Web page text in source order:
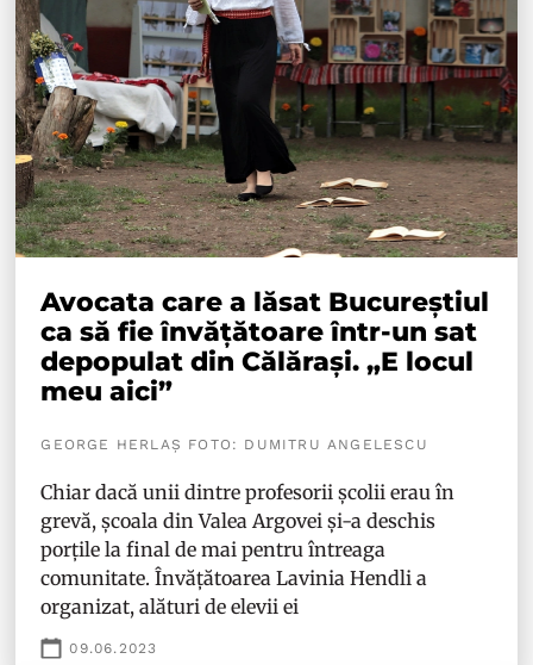
Avocata care a lăsat Bucureștiul
ca să fie învățătoare într-un sat
depopulat din Călărași. „E locul
meu aici”
GEORGE HERLAȘ FOTO: DUMITRU ANGELESCU
Chiar dacă unii dintre profesorii școlii erau în
grevă, școala din Valea Argovei și-a deschis
porțile la final de mai pentru întreaga
comunitate. Învățătoarea Lavinia Hendli a
organizat, alături de elevii ei
09.06.2023